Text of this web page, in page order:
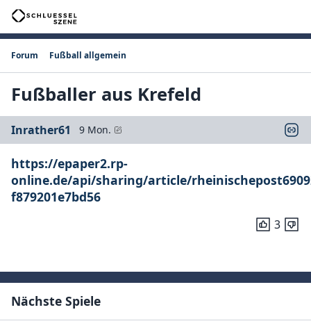
Forum Fußball allgemein
Fußballer aus Krefeld
Inrather61 9 Mon.
https://epaper2.rp-
online.de/api/sharing/article/
f879201e7bd56
3
Nächste Spiele